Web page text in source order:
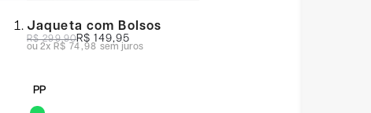
Jaqueta com Bolsos
R$ 299,90R$ 149,95
2x R$ 74,98sem juros
PP